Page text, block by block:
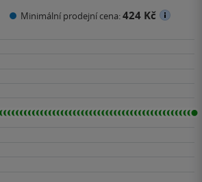
Minimální prodejní cena:424 Kč